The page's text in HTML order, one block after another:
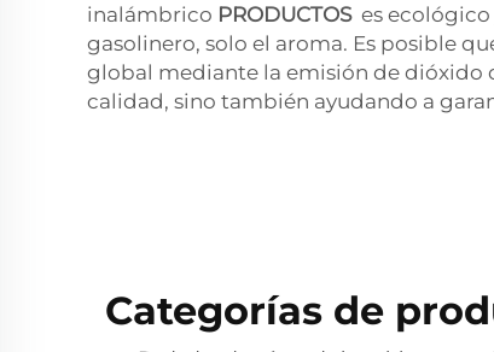
inalámbrico PRODUCTOS es
gasolinero, solo el aroma. Es posible
global mediante la emisión de dióxido
calidad, sino también ayudando a
Categorías de